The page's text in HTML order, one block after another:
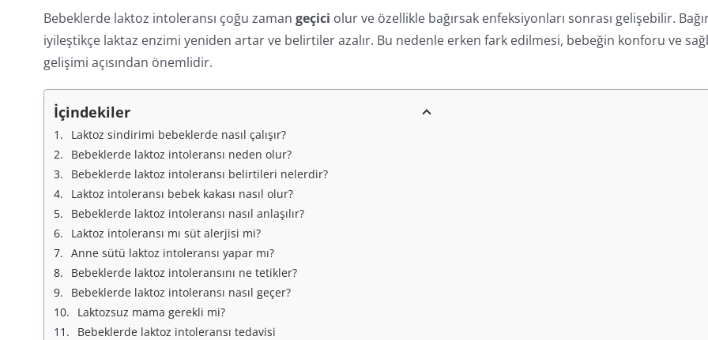
Bebeklerde laktoz intoleransı çoğu zamangeçici olur ve özellikle bağırsak enfeksiyonları sonrası gelişebilir.
iyileştikçe laktaz enzimi yeniden artar ve belirtiler azalır. Bu nedenle erken fark edilmesi, bebeğin konforu ve
gelişimi açısından önemlidir.
İçindekiler
Laktoz sindirimi bebeklerde nasıl çalışır?
Bebeklerde laktoz intoleransı neden olur?
Bebeklerde laktoz intoleransı belirtileri nelerdir?
Laktoz intoleransı bebek kakası nasıl olur?
Bebeklerde laktoz intoleransı nasıl anlaşılır?
Laktoz intoleransı mı süt alerjisi mi?
Anne sütü laktoz intoleransı yapar mı?
Bebeklerde laktoz intoleransını ne tetikler?
Bebeklerde laktoz intoleransı nasıl geçer?
Laktozsuz mama gerekli mi?
Bebeklerde laktoz intoleransı tedavisi